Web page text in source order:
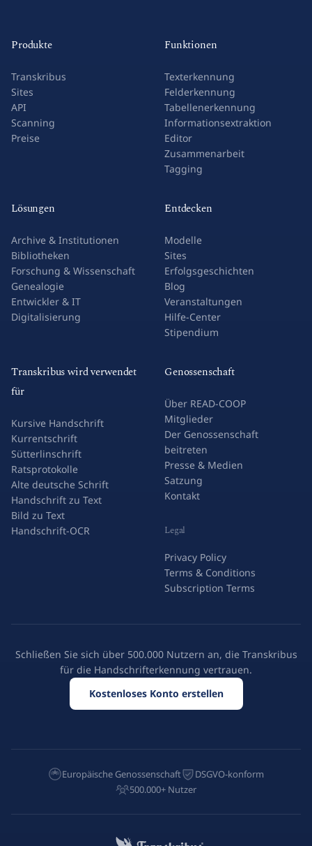
Produkte
Transkribus
Sites
API
Scanning
Preise
Funktionen
Texterkennung
Felderkennung
Tabellenerkennung
Informationsextraktion
Editor
Zusammenarbeit
Tagging
Lösungen
Archive & Institutionen
Bibliotheken
Forschung & Wissenschaft
Genealogie
Entwickler & IT
Digitalisierung
Entdecken
Modelle
Sites
Erfolgsgeschichten
Blog
Veranstaltungen
Hilfe-Center
Stipendium
Transkribus wird verwendet
für
Kursive Handschrift
Kurrentschrift
Sütterlinschrift
Ratsprotokolle
Alte deutsche Schrift
Handschrift zu Text
Bild zu Text
Handschrift-OCR
Genossenschaft
Über READ-COOP
Mitglieder
Der Genossenschaft
beitreten
Presse & Medien
Satzung
Kontakt
Legal
Privacy Policy
Terms & Conditions
Subscription Terms
Schließen Sie sich über 500.000 Nutzern an, die Transkribus
für die Handschrifterkennung vertrauen.
Kostenloses Konto erstellen
Europäische Genossenschaft
DSGVO-konform
500.000+ Nutzer